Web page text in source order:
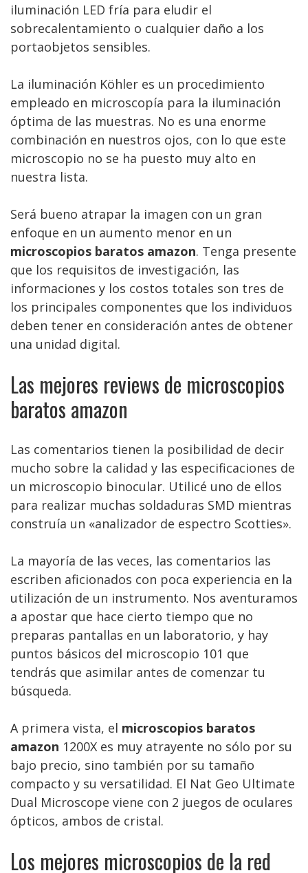
iluminación LED fría para eludir el
sobrecalentamiento o cualquier daño a los
portaobjetos sensibles.
La iluminación Köhler es un procedimiento
empleado en microscopía para la iluminación
óptima de las muestras. No es una enorme
combinación en nuestros ojos, con lo que este
microscopio no se ha puesto muy alto en
nuestra lista.
Será bueno atrapar la imagen con un gran
enfoque en un aumento menor en un
microscopios baratos amazon. Tenga presente
que los requisitos de investigación, las
informaciones y los costos totales son tres de
los principales componentes que los individuos
deben tener en consideración antes de obtener
una unidad digital.
Las mejores reviews de microscopios
baratos amazon
Las comentarios tienen la posibilidad de decir
mucho sobre la calidad y las especificaciones de
un microscopio binocular. Utilicé uno de ellos
para realizar muchas soldaduras SMD mientras
construía un «analizador de espectro Scotties».
La mayoría de las veces, las comentarios las
escriben aficionados con poca experiencia en la
utilización de un instrumento. Nos aventuramos
a apostar que hace cierto tiempo que no
preparas pantallas en un laboratorio, y hay
puntos básicos del microscopio 101 que
tendrás que asimilar antes de comenzar tu
búsqueda.
A primera vista, el microscopios baratos
amazon 1200X es muy atrayente no sólo por su
bajo precio, sino también por su tamaño
compacto y su versatilidad. El Nat Geo Ultimate
Dual Microscope viene con 2 juegos de oculares
ópticos, ambos de cristal.
Los mejores microscopios de la red